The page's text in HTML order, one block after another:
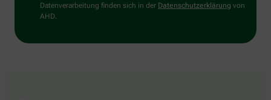
Datenverarbeitung finden sich in der Datenschutzerklärung von
AHD.